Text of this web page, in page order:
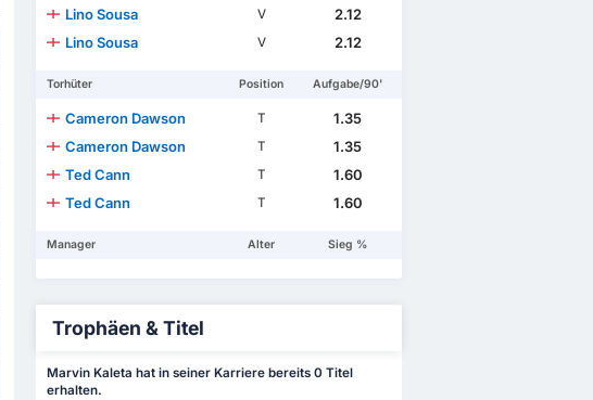
Lino Sousa
V
2.12
Lino Sousa
V 2.12
Torhüter Position Aufgabe/90'
Cameron Dawson T
1.35
Cameron Dawson
T
1.35
Ted Cann
T
1.60
Ted Cann
T 1.60
Manager Alter Sieg %
Trophäen & Titel
Marvin Kaleta hat in seiner Karriere bereits 0 Titel
erhalten.